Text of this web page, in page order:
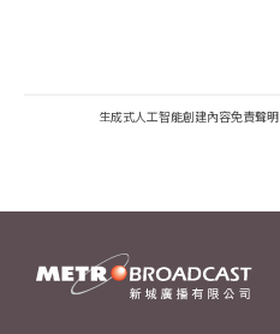
生成式人工智能創建內容免責聲明